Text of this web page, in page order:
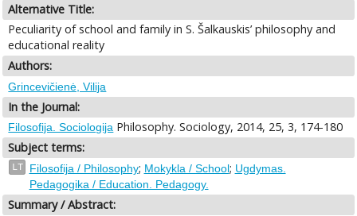
Alternative Title:
Peculiarity of school and family in S. Šalkauskis’ philosophy and
educational reality
Authors:
Grincevičienė, Vilija
In the Journal:
Filosofija. Sociologija Philosophy. Sociology, 2014, 25, 3, 174-180
Subject terms:
LT Filosofija / Philosophy; Mokykla / School; Ugdymas.
Pedagogika / Education. Pedagogy.
Summary / Abstract: